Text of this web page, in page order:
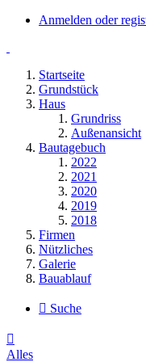
Anmelden oder
Startseite
Grundstück
Haus
Grundriss
Außenansicht
Bautagebuch
2022
2021
2020
2019
2018
Firmen
Nützliches
Galerie
Bauablauf
Suche
Alles